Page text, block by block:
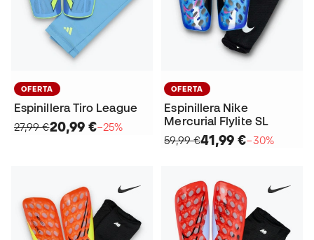
OFERTA
Espinillera Tiro League
27,99 €20,99 €−25%
OFERTA
Espinillera Nike
Mercurial Flylite SL
59,99 €41,99 €−30%